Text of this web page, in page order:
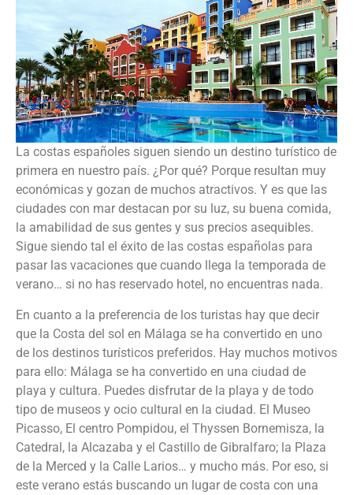
La costas españoles siguen siendo un destino turístico de
primera en nuestro país. ¿Por qué? Porque resultan muy
económicas y gozan de muchos atractivos. Y es que las
ciudades con mar destacan por su luz, su buena comida,
la amabilidad de sus gentes y sus precios asequibles.
Sigue siendo tal el éxito de las costas españolas para
pasar las vacaciones que cuando llega la temporada de
verano… si no has reservado hotel, no encuentras nada.
En cuanto a la preferencia de los turistas hay que decir
que la Costa del sol en Málaga se ha convertido en uno
de los destinos turísticos preferidos. Hay muchos motivos
para ello: Málaga se ha convertido en una ciudad de
playa y cultura. Puedes disfrutar de la playa y de todo
tipo de museos y ocio cultural en la ciudad. El Museo
Picasso, El centro Pompidou, el Thyssen Bornemisza, la
Catedral, la Alcazaba y el Castillo de Gibralfaro; la Plaza
de la Merced y la Calle Larios… y mucho más. Por eso, si
este verano estás buscando un lugar de costa con una